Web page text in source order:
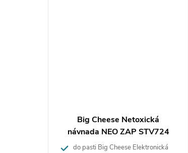
Big Cheese Netoxická
návnada NEO ZAP STV724
do pasti Big Cheese Elektronická